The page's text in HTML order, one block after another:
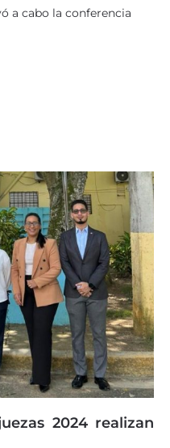
a cabo la conferencia
2024 realizan